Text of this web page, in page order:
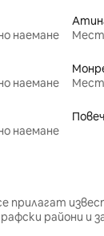
наемане
наемане
наемане
прилагат
райони и